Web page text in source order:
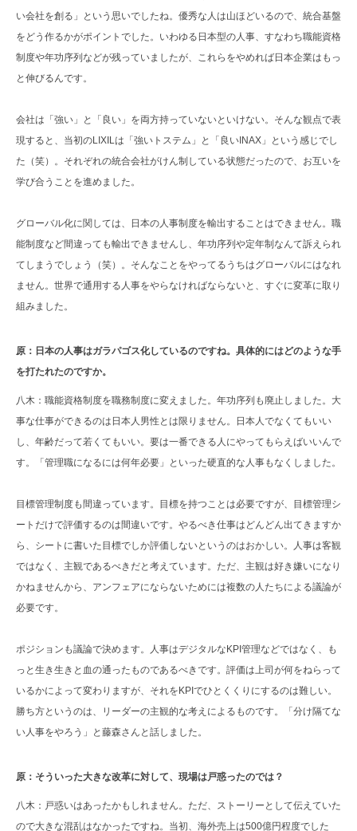
い会社を創る」という思いでしたね。優秀な人は山ほどいるので、統合基盤
をどう作るかがポイントでした。いわゆる日本型の人事、すなわち職能資格
制度や年功序列などが残っていましたが、これらをやめれば日本企業はもっ
と伸びるんです。
会社は「強い」と「良い」を両方持っていないといけない。そんな観点で表
現すると、当初のLIXILは「強いトステム」と「良いINAX」という感じでし
た（笑）。それぞれの統合会社がけん制している状態だったので、お互いを
学び合うことを進めました。
グローバル化に関しては、日本の人事制度を輸出することはできません。職
能制度など間違っても輸出できませんし、年功序列や定年制なんて訴えられ
てしまうでしょう（笑）。そんなことをやってるうちはグローバルにはなれ
ません。世界で通用する人事をやらなければならないと、すぐに変革に取り
組みました。
原：日本の人事はガラパゴス化しているのですね。具体的にはどのような手
を打たれたのですか。
八木：職能資格制度を職務制度に変えました。年功序列も廃止しました。大
事な仕事ができるのは日本人男性とは限りません。日本人でなくてもいい
し、年齢だって若くてもいい。要は一番できる人にやってもらえばいいんで
す。「管理職になるには何年必要」といった硬直的な人事もなくしました。
目標管理制度も間違っています。目標を持つことは必要ですが、目標管理シ
ートだけで評価するのは間違いです。やるべき仕事はどんどん出てきますか
ら、シートに書いた目標でしか評価しないというのはおかしい。人事は客観
ではなく、主観であるべきだと考えています。ただ、主観は好き嫌いになり
かねませんから、アンフェアにならないためには複数の人たちによる議論が
必要です。
ポジションも議論で決めます。人事はデジタルなKPI管理などではなく、も
っと生き生きと血の通ったものであるべきです。評価は上司が何をねらって
いるかによって変わりますが、それをKPIでひとくくりにするのは難しい。
勝ち方というのは、リーダーの主観的な考えによるものです。「分け隔てな
い人事をやろう」と藤森さんと話しました。
原：そういった大きな改革に対して、現場は戸惑ったのでは？
八木：戸惑いはあったかもしれません。ただ、ストーリーとして伝えていた
ので大きな混乱はなかったですね。当初、海外売上は500億円程度でした